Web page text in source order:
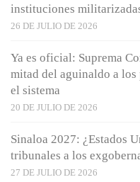
instituciones
26 DE JULIO DE 2026
Ya es oficial: Suprema
mitad del aguinaldo a los
el sistema
20 DE JULIO DE 2026
Sinaloa 2027: ¿Estados
tribunales a los
27 DE JULIO DE 2026